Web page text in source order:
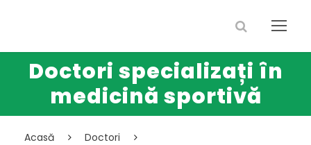
Doctori specializați în
medicină sportivă
Acasă
Doctori